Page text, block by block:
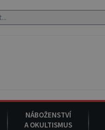
pak si na ulici zavolá
NÁBOŽENSTVÍ
A OKULTISMUS